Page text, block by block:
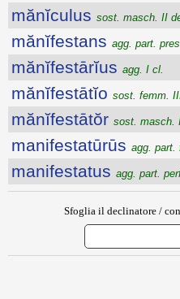
mănĭculus sost. masch. II
mănĭfestans agg. part.
mănĭfestārĭus agg. I cl.
mănĭfestātĭo sost. femm.
mănĭfestātŏr sost. masch.
manifestatūrūs agg. part.
manifestatus agg. part.
Sfoglia il declinatore /